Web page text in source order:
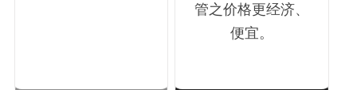
管之价格更经济、
便宜。